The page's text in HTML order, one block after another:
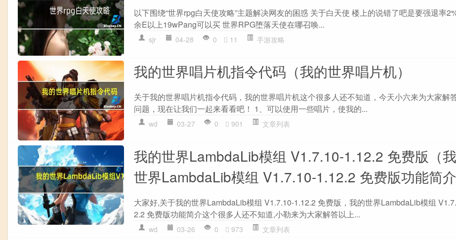
以下围绕“世界rpg白天使攻略”主题解决网友的困惑 关于白天使 楼上的说错了吧是要强退率
余E以上19wPang可以买 世界RPG堕落天使在哪召唤...
sjr 04-28 0 11 手游攻略
我的世界唱片机指令代码（我的世界唱片机）
关于我的世界唱片机指令代码，我的世界唱片机这个很多人还不知道，今天小六来为大家解
问题，现在让我们一起来看看吧！ 1、可以使用一些唱片，使我的...
wd 03-27 0 901 文章列表
我的世界LambdaLib模组 V1.7.10-1.12.2 免费版（
世界LambdaLib模组 V1.7.10-1.12.2 免费版功能简介
大家好,关于我的世界LambdaLib模组 V1.7.10-1.12.2 免费版，我的世界LambdaLib模组
2.2 免费版功能简介这个很多人还不知道,小勒来为大家解答以上...
wd 03-26 0 973 文章列表